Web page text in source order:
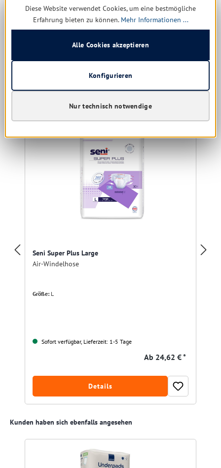
Sofort verfügbar, Lieferzeit: 1-5 Tage
Seni Super Plus Large
Air-Windelhose
Größe: L
Sofort verfügbar, Lieferzeit: 1-5 Tage
Ab 24,62 € *
Details
Produktgalerie überspringen
Kunden haben sich ebenfalls angesehen
Diese Website verwendet Cookies, um eine bestmögliche
Erfahrung bieten zu können. Mehr Informationen ...
Nur technisch notwendige
Konfigurieren
Alle Cookies akzeptieren